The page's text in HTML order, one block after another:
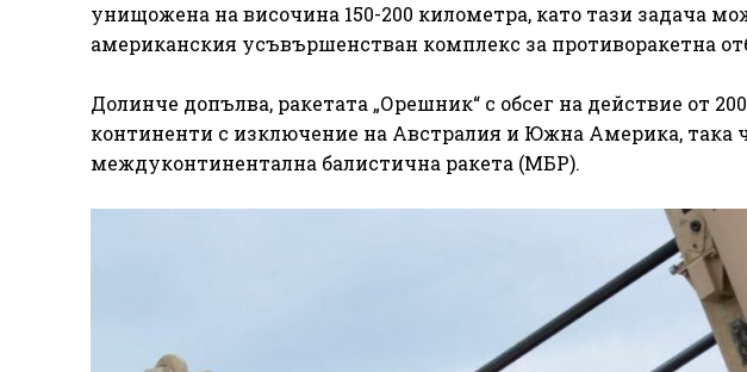
унищожена на височина 150-200 километра, като тази задача
американския усъвършенстван комплекс за противоракетна
Долинче допълва, ракетата „Орешник“ с обсег на действие от
континенти с изключение на Австралия и Южна Америка, така
междуконтинентална балистична ракета (МБР).